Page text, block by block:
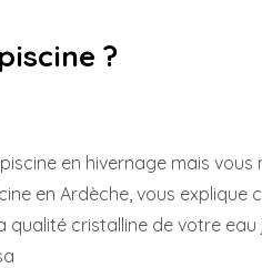
?
en hivernage mais
en Ardèche, vous
cristalline de votre eau